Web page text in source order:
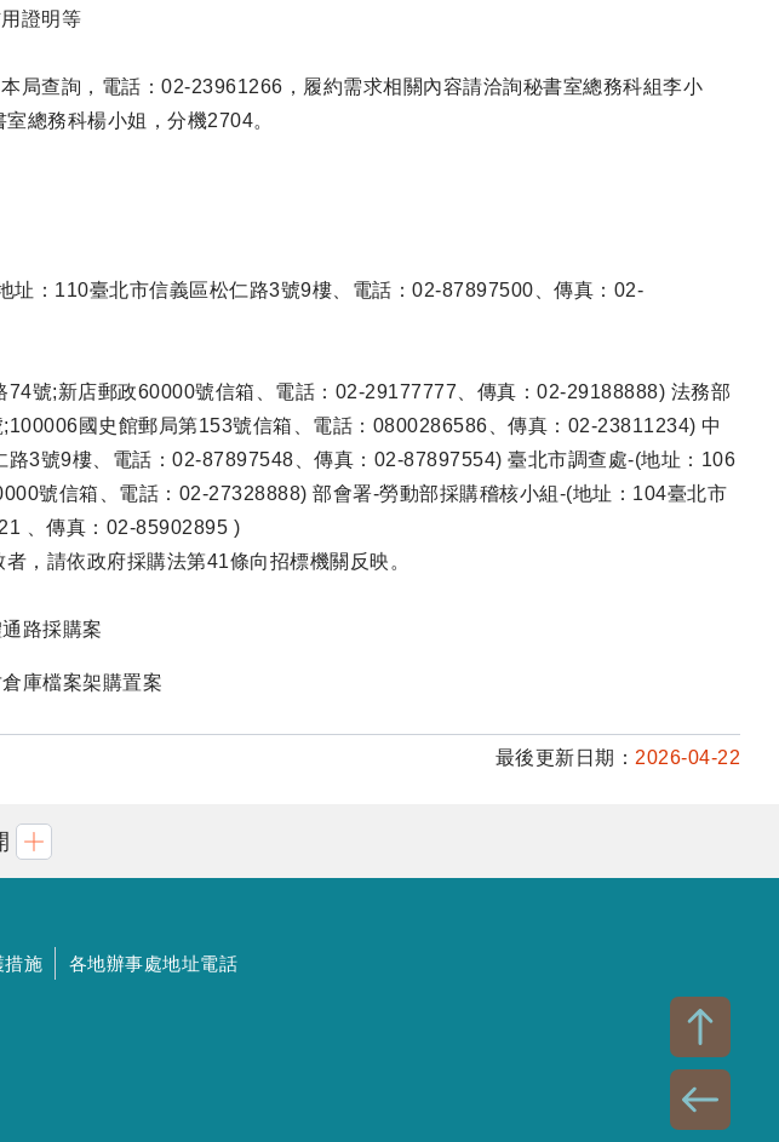
證明等
局查詢，電話：02-23961266，履約需求相關內容請洽詢秘書室總務科組李小
總務科楊小姐，分機2704。
址：110臺北市信義區松仁路3號9樓、電話：02-87897500、傳真：02-
號;新店郵政60000號信箱、電話：02-29177777、傳真：02-29188888) 法務部
國史館郵局第153號信箱、電話：0800286586、傳真：02-23811234) 中
3號9樓、電話：02-87897548、傳真：02-87897554) 臺北市調查處-(地址：106
號信箱、電話：02-27328888) 部會署-勞動部採購稽核小組-(地址：104臺北市
、傳真：02-85902895 )
，請依政府採購法第41條向招標機關反映。
路採購案
庫檔案架購置案
最後更新日期： 2026-04-22
措施
各地辦事處地址電話